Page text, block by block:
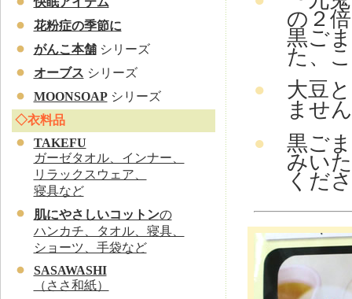
花粉症の季節に
がんこ本舗 シリーズ
オーブス シリーズ
MOONSOAP シリーズ
◇衣料品
TAKEFU
ガーゼタオル、インナー、
リラックスウェア、
寝具など
肌にやさしいコットンの
ハンカチ、タオル、寝具、
ショーツ、手袋など
SASAWASHI
（ささ和紙）
の２
黒ご
た、
●
大豆
ませ
●
黒ご
みい
くだ